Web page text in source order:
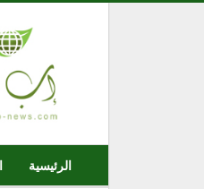
الرئيسية